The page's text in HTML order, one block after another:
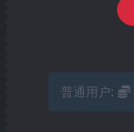
普通用户: